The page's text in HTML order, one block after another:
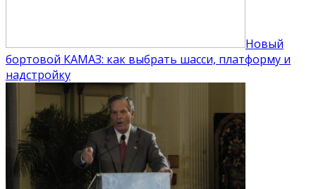
Новый
бортовой КАМАЗ: как выбрать шасси, платформу и
надстройку